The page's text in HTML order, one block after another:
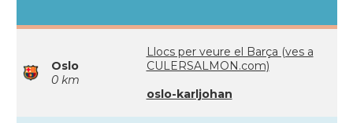
Oslo
0 km
Llocs per veure el Barça (ves a
CULERSALMON.com)
oslo-karljohan